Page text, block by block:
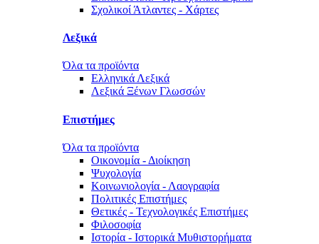
Σχολικοί Άτλαντες - Χάρτες
Λεξικά
Όλα τα προϊόντα
Ελληνικά Λεξικά
Λεξικά Ξένων Γλωσσών
Επιστήμες
Όλα τα προϊόντα
Οικονομία - Διοίκηση
Ψυχολογία
Κοινωνιολογία - Λαογραφία
Πολιτικές Eπιστήμες
Θετικές - Τεχνολογικές Επιστήμες
Φιλοσοφία
Ιστορία - Ιστορικά Μυθιστορήματα